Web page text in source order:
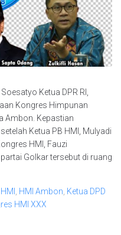
Ketua DPR RI,
Kongres Himpunan
Ambon. Kepastian
Ketua PB HMI, Mulyadi
HMI, Fauzi
Golkar tersebut di ruang
, HMI Ambon, Ketua DPD
HMI XXX